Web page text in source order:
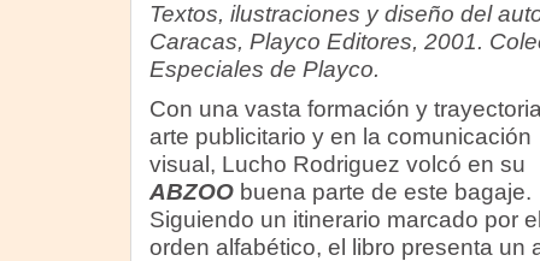
Textos, ilustraciones y diseño del
Caracas, Playco Editores, 2001.
Especiales de Playco.
Con una vasta formación y
arte publicitario y en la comunicación
visual, Lucho Rodriguez volcó en su
ABZOObuena parte de este bagaje.
Siguiendo un itinerario marcado por
orden alfabético, el libro presenta un